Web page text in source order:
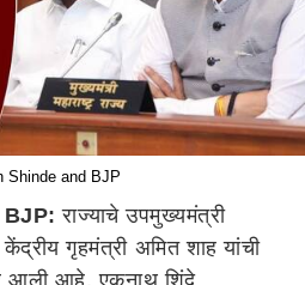
Shinde and BJP
राज्याचे उपमुख्यमंत्री
गृहमंत्री अमित शाह यांची
आली आहे. एकनाथ शिंदे